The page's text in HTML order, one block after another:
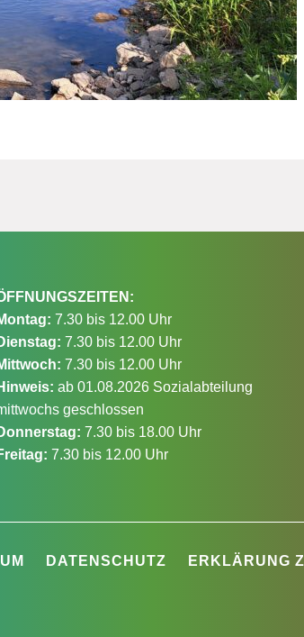
7.30 bis 12.00 Uhr
7.30 bis 12.00 Uhr
7.30 bis 12.00 Uhr
ab 01.08.2026 Sozialabteilung
geschlossen
7.30 bis 18.00 Uhr
7.30 bis 12.00 Uhr
DATENSCHUTZ ERKLÄRUNG